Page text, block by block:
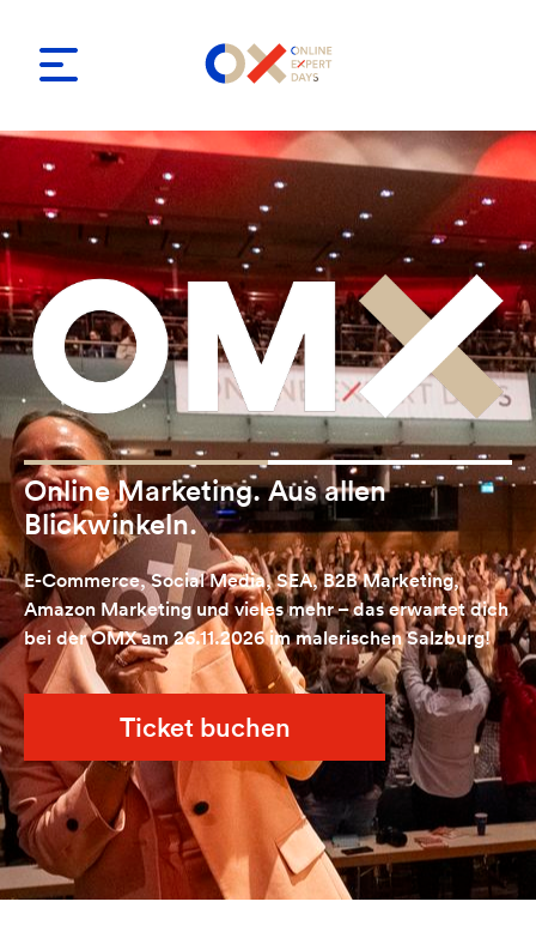
Online Marketing. Aus allen
Blickwinkeln.
E-Commerce, Social Media, SEA, B2B Marketing,
Amazon Marketing und vieles mehr – das erwartet dich
bei der OMX am 26.11.2026 im malerischen Salzburg!
Ticket buchen